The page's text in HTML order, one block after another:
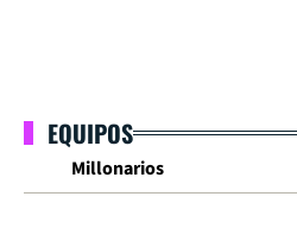
EQUIPOS
Millonarios